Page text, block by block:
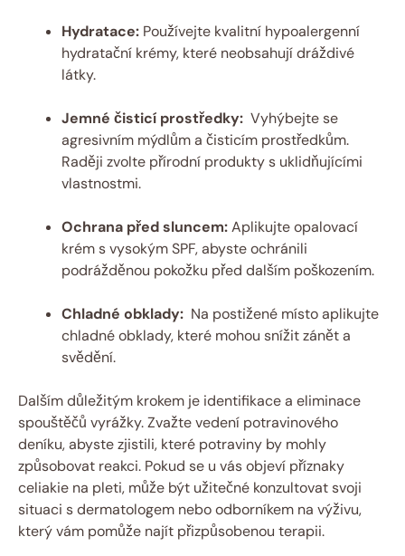
Hydratace: Používejte kvalitní hypoalergenní
hydratační krémy, ⁤které neobsahují dráždivé
látky.
Jemné čisticí prostředky: ‍ Vyhýbejte se​
agresivním mýdlům a čisticím prostředkům.
Raději ‍zvolte přírodní produkty ​s uklidňujícími
vlastnostmi.
Ochrana před‌ sluncem:Aplikujte opalovací
⁢krém⁣ s vysokým ⁢SPF, abyste ochránili
podrážděnou pokožku před dalším poškozením.
Chladné ‌obklady: ⁤ Na postižené místo aplikujte
chladné obklady, které mohou snížit zánět a
⁤svědění.
Dalším ⁤důležitým ⁤krokem je⁣ identifikace ⁢a eliminace
⁤spouštěčů vyrážky. Zvažte ‍vedení potravinového
deníku, ⁢abyste zjistili,⁢ které potraviny ‌by mohly
způsobovat‌ reakci. Pokud se‍ u vás ‌objeví​ příznaky
celiakie na ⁤pleti, může být​ užitečné⁤ konzultovat​ svoji
situaci ⁢s‍ dermatologem nebo odborníkem na výživu,
⁢který vám pomůže ‌najít přizpůsobenou terapii.